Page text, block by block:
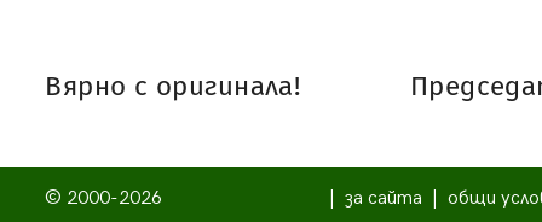
Вярно с оригинала!
© 2000-2026
за сайта
общи